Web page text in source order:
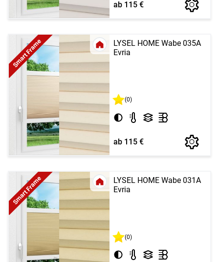
ab 115 €
LYSEL HOME Wabe 035A
Evria
Smart Frame
(0)
ab 115 €
LYSEL HOME Wabe 031A
Evria
Smart Frame
(0)